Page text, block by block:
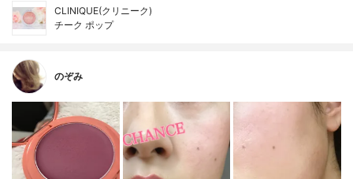
CLINIQUE(クリニーク)
チーク ポップ
のぞみ